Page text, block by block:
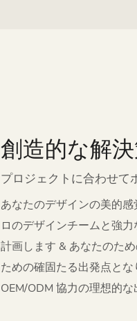
創造的な解
プロジェクトに合わせて
あなたのデザインの美的
ロのデザインチームと強
計画します & あなたのた
ための確固たる出発点と
OEM/ODM 協力の理想的な